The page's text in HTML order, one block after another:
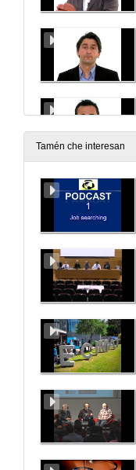
Tamén che interesan